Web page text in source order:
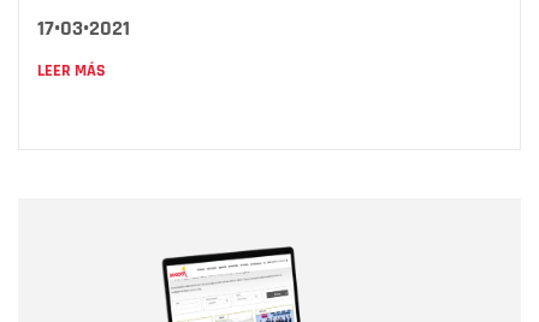
17•03•2021
LEER MÁS
Correo electrónico